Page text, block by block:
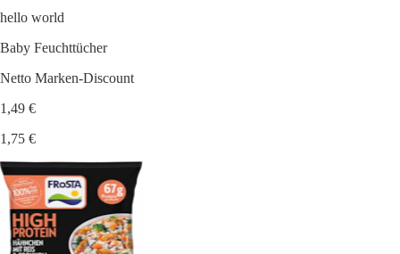
hello world
Baby Feuchttücher
Netto Marken-Discount
1,49 €
1,75 €